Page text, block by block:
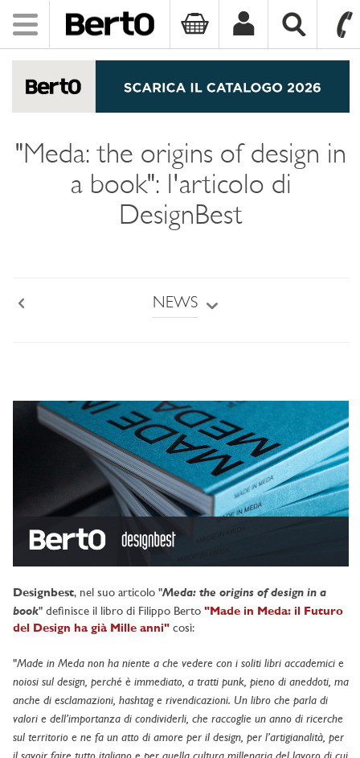
Toggle
navigation
"Meda: the origins of design in
a book": l'articolo di
DesignBest
NEWS
Designbest, nel suo articolo "Meda: the origins of design in a
book" definisce il libro di Filippo Berto "Made in Meda: il Futuro
del Design ha già Mille anni" così:
"Made in Meda non ha niente a che vedere con i soliti libri accademici e
noiosi sul design, perché è immediato, a tratti punk, pieno di aneddoti, ma
anche di esclamazioni, hashtag e rivendicazioni. Un libro che parla di
valori e dell’importanza di condividerli, che raccoglie un anno di ricerche
sul territorio e ne fa un atto di amore per il design, per l’artigianalità, per